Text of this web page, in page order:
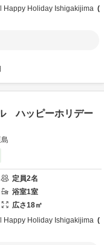
Happy Holiday Ishigakijima
ハッピーホリデー
定員2名
浴室1室
広さ18㎡
Happy Holiday Ishigakijima